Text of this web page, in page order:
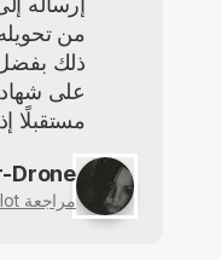
من
على
مستقبلًا
Drone
مراجعة Trustpilot (مترجمة من الإنجليزية)